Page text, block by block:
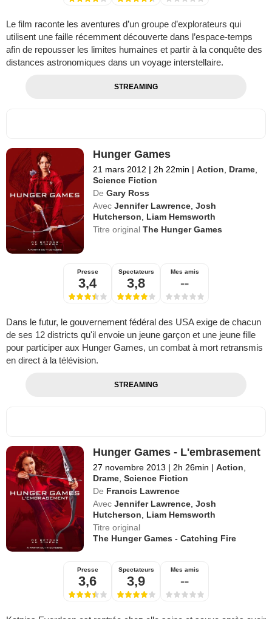
Le film raconte les aventures d’un groupe d’explorateurs qui
utilisent une faille récemment découverte dans l’espace-temps
afin de repousser les limites humaines et partir à la conquête des
distances astronomiques dans un voyage interstellaire.
STREAMING
Hunger Games
21 mars 2012 | 2h 22min | Action Drame
Science Fiction
De Gary Ross
Avec Jennifer Lawrence ,Josh
Hutcherson
Liam Hemsworth
Titre originalThe Hunger Games
Presse
3,4
Spectateurs
3,8
Mes amis
--
Dans le futur, le gouvernement fédéral des USA exige de chacun
de ses 12 districts qu'il envoie un jeune garçon et une jeune fille
pour participer aux Hunger Games, un combat à mort retransmis
en direct à la télévision.
STREAMING
Hunger Games - L'embrasement
27 novembre 2013 | 2h 26min | Action
Drame ,Science Fiction
De Francis Lawrence
Avec Jennifer Lawrence ,Josh
Hutcherson
Liam Hemsworth
Titre original
The Hunger Games - Catching Fire
Presse
3,6
Spectateurs
3,9
Mes amis
--